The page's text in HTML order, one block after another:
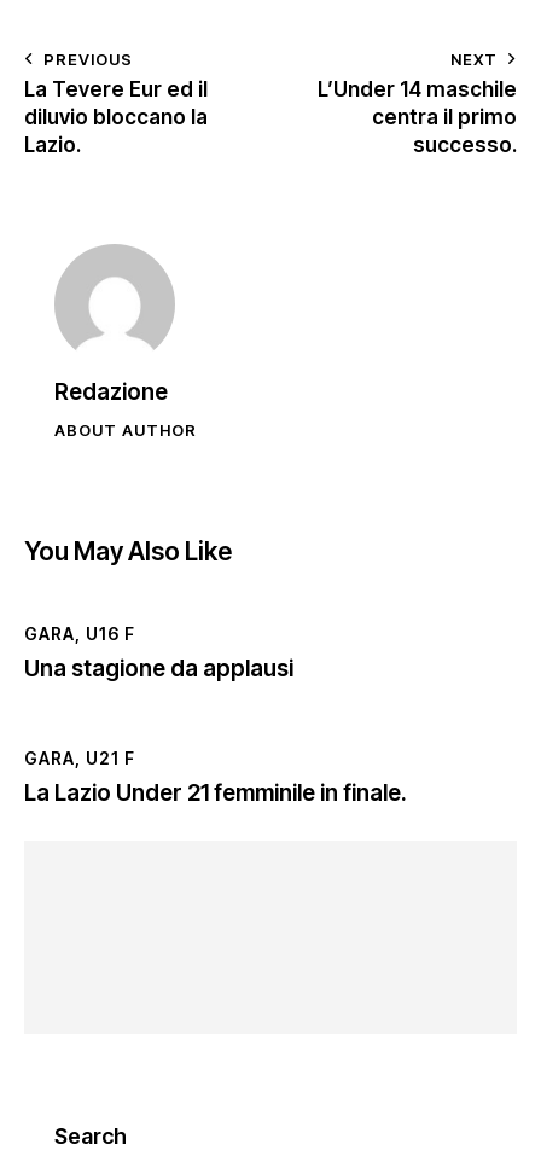
PREVIOUS
La Tevere Eur ed il
diluvio bloccano la
Lazio.
NEXT
L’Under 14 maschile
centra il primo
successo.
Redazione
ABOUT AUTHOR
You May Also Like
GARA U16 F
Una stagione da applausi
GARA U21 F
La Lazio Under 21 femminile in finale.
Search